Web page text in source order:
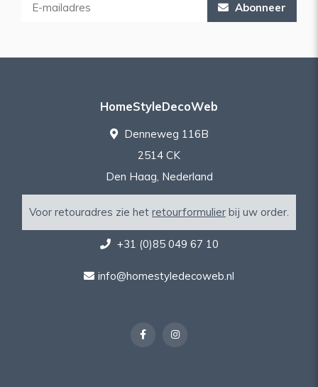
Abonneer
HomeStyleDecoWeb
Denneweg 116B
2514 CK
Den Haag, Nederland
Voor retouradres zie het retourformulier bij uw order.
+31 (0)85 049 67 10
info@homestyledecoweb.nl